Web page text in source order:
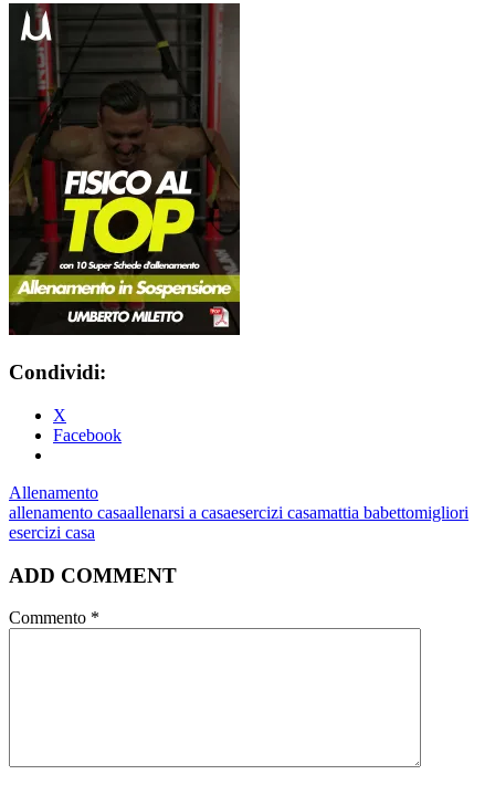
Condividi:
X
Facebook
Allenamento
allenamento casaallenarsi a casaesercizi casamattia babettomigliori
esercizi casa
ADD COMMENT
Commento *